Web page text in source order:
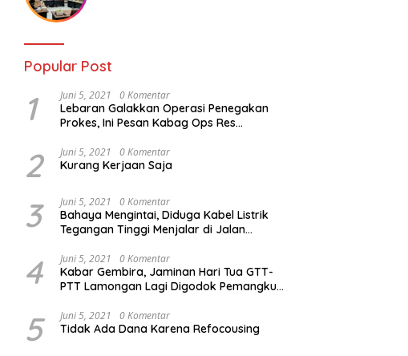
Popular Post
1 Juni 5, 2021 0 Komentar
Lebaran Galakkan Operasi Penegakan
Prokes, Ini Pesan Kabag Ops Res
2 Juni 5, 2021 0 Komentar
Kurang Kerjaan Saja
3 Juni 5, 2021 0 Komentar
Bahaya Mengintai, Diduga Kabel Listrik
Tegangan Tinggi Menjalar di Jalan
4 Juni 5, 2021 0 Komentar
Kabar Gembira, Jaminan Hari Tua GTT-
PTT Lamongan Lagi Digodok Pemangku
5 Juni 5, 2021 0 Komentar
Tidak Ada Dana Karena Refocousing